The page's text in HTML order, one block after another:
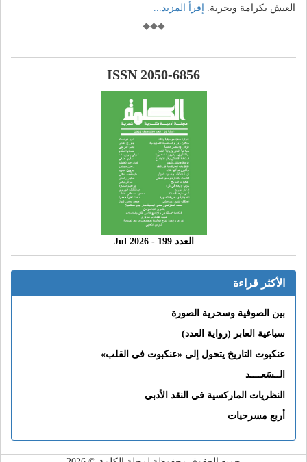
العيش بكرامة وبحرية.
إقرأ المزيد...
ISSN 2050-6856
العدد 199 - 2026 Jul
الأكثر قراءة
بين الصوفية وسحرية الصورة
سباعية العابر (رواية العدد)
عنكبوت التاريخ يتحول إلى «عنكبوت فى القلب»
الــسَعــــد
النظريات الماركسية في النقد الأدبي
أربع مسرحيات